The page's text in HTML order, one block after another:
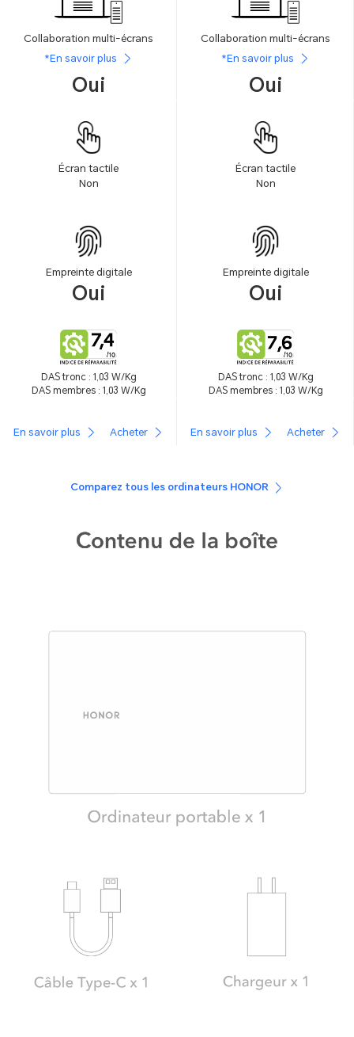
Collaboration multi-écrans
*En savoir plus
Oui
Collaboration multi-écrans
*En savoir plus
Oui
Écran tactile
Non
Écran tactile
Non
Empreinte digitale
Oui
Empreinte digitale
Oui
DAS tronc : 1,03 W/Kg
DAS membres : 1,03 W/Kg
DAS tronc : 1,03 W/Kg
DAS membres : 1,03 W/Kg
En savoir plus Acheter En savoir plus Acheter
Comparez tous les ordinateurs HONOR